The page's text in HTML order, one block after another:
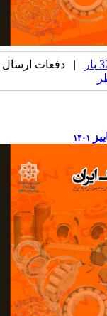
| دفعات ارسال
۱۴۰۱